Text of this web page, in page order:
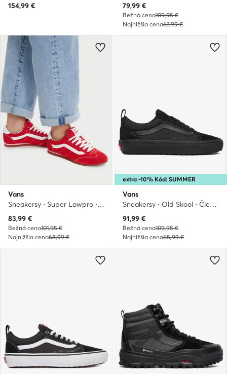
154,99 €
Aktuálna cena
79,99 €
Bežná cena109,95 €
Najnižšia cena67,99 €
Vans
Sneakersy · Super Lowpro · Červená
Aktuálna cena
83,99 €
Bežná cena101,95 €
Najnižšia cena68,99 €
extra -10% Kód: SUMMER
Vans
Sneakersy · Old Skool · Čierna
Aktuálna cena
91,99 €
Bežná cena109,95 €
Najnižšia cena65,99 €